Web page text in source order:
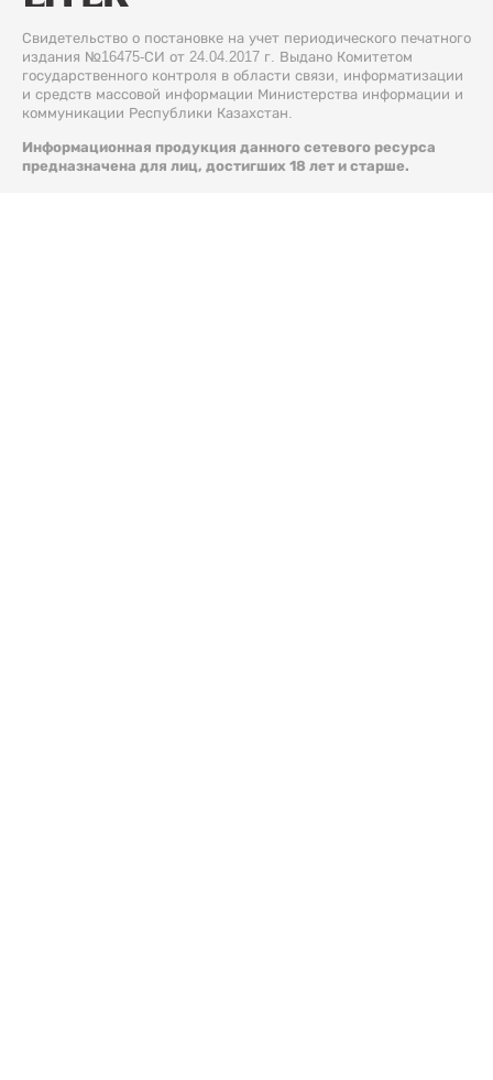
Свидетельство о постановке на учет периодического печатного
издания №16475-СИ от 24.04.2017 г. Выдано Комитетом
государственного контроля в области связи, информатизации
и средств массовой информации Министерства информации и
коммуникации Республики Казахстан.
Информационная продукция данного сетевого ресурса
предназначена для лиц, достигших 18 лет и старше.